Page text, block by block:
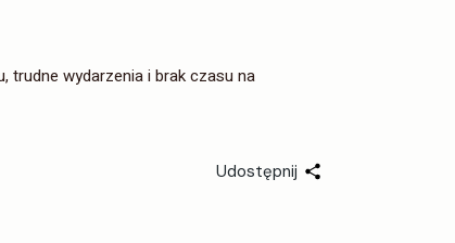
trudne wydarzenia i brak czasu na
Udostępnij